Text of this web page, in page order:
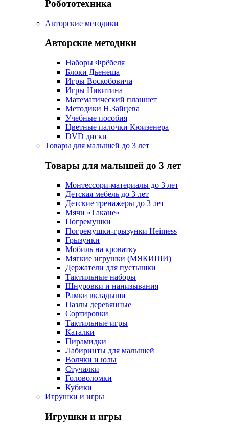
Робототехника
Авторские методики
Авторские методики
Наборы Фрёбеля
Блоки Дьенеша
Игры Воскобовича
Игры Никитина
Математический планшет
Методики Н.Зайцева
Учебные пособия
Цветные палочки Кюизенера
DVD диски
Товары для малышей до 3 лет
Товары для малышей до 3 лет
Монтессори-материалы до 3 лет
Детская мебель до 3 лет
Детские тренажеры до 3 лет
Мячи «Такане»
Погремушки
Погремушки-грызунки Heimess
Грызунки
Мобиль на кроватку
Мягкие игрушки (МЯКИШИ)
Держатели для пустышки
Тактильные наборы
Шнуровки и нанизывания
Рамки вкладыши
Пазлы деревянные
Сортировки
Тактильные игры
Каталки
Пирамидки
Лабиринты для малышей
Волчки и юлы
Стучалки
Головоломки
Кубики
Игрушки и игры
Игрушки и игры